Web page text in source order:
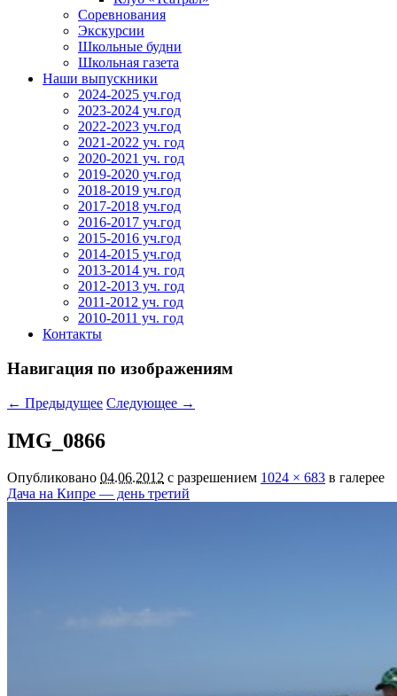
Соревнования
Экскурсии
Школьные будни
Школьная газета
Наши выпускники
2024-2025 уч.год
2023-2024 уч.год
2022-2023 уч.год
2021-2022 уч. год
2020-2021 уч. год
2019-2020 уч.год
2018-2019 уч.год
2017-2018 уч.год
2016-2017 уч.год
2015-2016 уч.год
2014-2015 уч.год
2013-2014 уч. год
2012-2013 уч. год
2011-2012 уч. год
2010-2011 уч. год
Контакты
Навигация по изображениям
← Предыдущее Следующее →
IMG_0866
Опубликовано 04.06.2012 с разрешением 1024 × 683 в галерее
Дача на Кипре — день третий